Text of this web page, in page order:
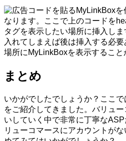
MyLinkBoxを
なります。ここで上のコードを
タグを表示したい場所に挿入し
入れてしまえば後は挿入する必
場所にMyLinkBoxを表示すること
まとめ
いかがでしたでしょうか？ここ
をご紹介してきました。バリュ
いしていく中で非常に丁寧な
リューコマースにアカウントが